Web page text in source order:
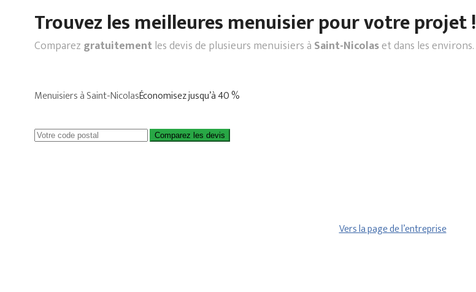
Trouvez les meilleures menuisier pour votre projet !
Comparez gratuitementles devis de plusieurs menuisiers à Saint-Nicolaset dans les environs.
Menuisiers à Saint-NicolasÉconomisez jusqu’à 40 %
Comparez les devis
Vers la page de l’entreprise